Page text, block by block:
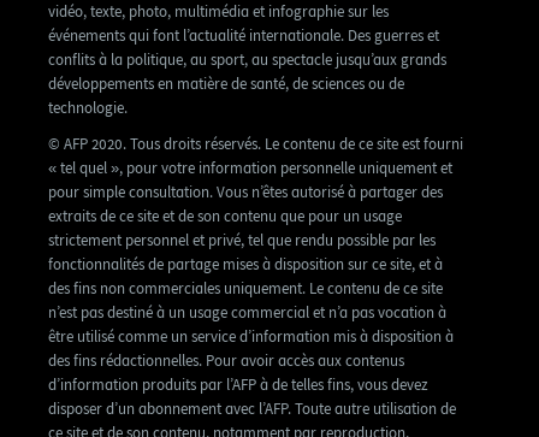
vidéo, texte, photo, multimédia et infographie sur les
événements qui font l’actualité internationale. Des guerres et
conflits à la politique, au sport, au spectacle jusqu’aux grands
développements en matière de santé, de sciences ou de
technologie.
© AFP 2020. Tous droits réservés. Le contenu de ce site est fourni
« tel quel », pour votre information personnelle uniquement et
pour simple consultation. Vous n’êtes autorisé à partager des
extraits de ce site et de son contenu que pour un usage
strictement personnel et privé, tel que rendu possible par les
fonctionnalités de partage mises à disposition sur ce site, et à
des fins non commerciales uniquement. Le contenu de ce site
n’est pas destiné à un usage commercial et n’a pas vocation à
être utilisé comme un service d’information mis à disposition à
des fins rédactionnelles. Pour avoir accès aux contenus
d’information produits par l’AFP à de telles fins, vous devez
disposer d’un abonnement avec l’AFP. Toute autre utilisation de
ce site et de son contenu, notamment par reproduction,